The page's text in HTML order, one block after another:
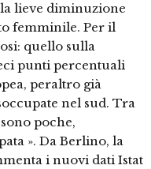
lieve diminuzione
femminile. Per il
quello sulla
punti percentuali
peraltro già
nel sud. Tra
poche,
». Da Berlino, la
i nuovi dati Istat